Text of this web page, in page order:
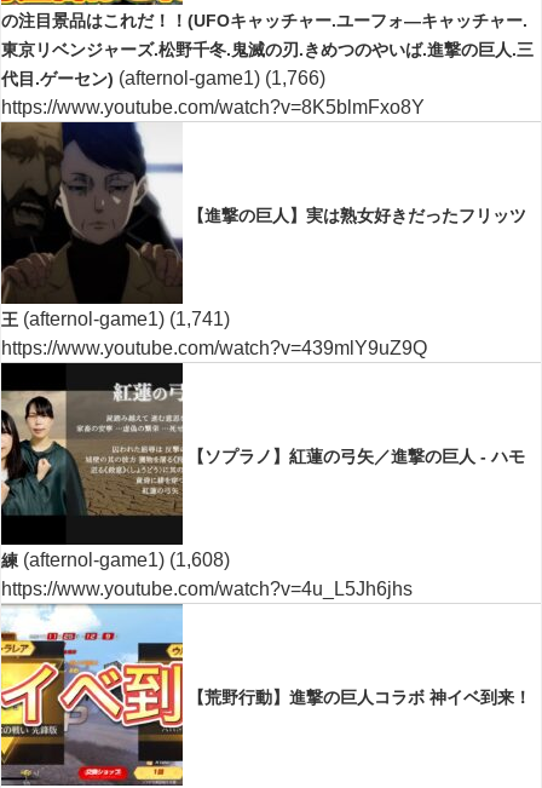
の注目景品はこれだ！！(UFOキャッチャー.ユーフォ―キャッチャー.
東京リベンジャーズ.松野千冬.鬼滅の刃.きめつのやいば.進撃の巨人.三
代目.ゲーセン) (afternol-game1) (1,766)
https://www.youtube.com/watch?v=8K5blmFxo8Y
【進撃の巨人】実は熟女好きだったフリッツ
王 (afternol-game1) (1,741)
https://www.youtube.com/watch?v=439mlY9uZ9Q
【ソプラノ】紅蓮の弓矢／進撃の巨人 - ハモ
練 (afternol-game1) (1,608)
https://www.youtube.com/watch?v=4u_L5Jh6jhs
【荒野行動】進撃の巨人コラボ 神イベ到来！